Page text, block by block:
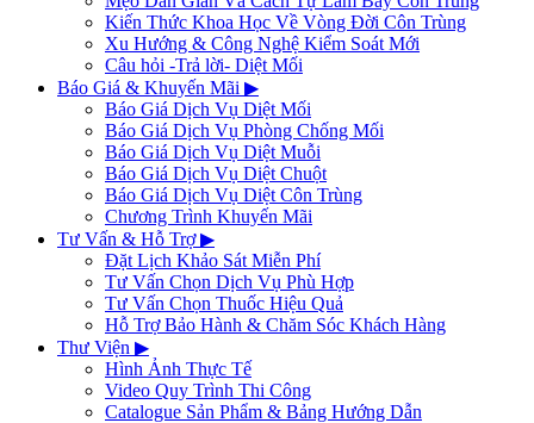
Kiến Thức Khoa Học Về Vòng Đời Côn Trùng
Xu Hướng & Công Nghệ Kiểm Soát Mới
Câu hỏi -Trả lời- Diệt Mối
Báo Giá & Khuyến Mãi ▶
Báo Giá Dịch Vụ Diệt Mối
Báo Giá Dịch Vụ Phòng Chống Mối
Báo Giá Dịch Vụ Diệt Muỗi
Báo Giá Dịch Vụ Diệt Chuột
Báo Giá Dịch Vụ Diệt Côn Trùng
Chương Trình Khuyến Mãi
Tư Vấn & Hỗ Trợ▶
Đặt Lịch Khảo Sát Miễn Phí
Tư Vấn Chọn Dịch Vụ Phù Hợp
Tư Vấn Chọn Thuốc Hiệu Quả
Hỗ Trợ Bảo Hành & Chăm Sóc Khách Hàng
Thư Viện ▶
Hình Ảnh Thực Tế
Video Quy Trình Thi Công
Catalogue Sản Phẩm & Bảng Hướng Dẫn